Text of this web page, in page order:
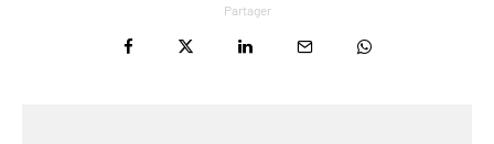
Partager